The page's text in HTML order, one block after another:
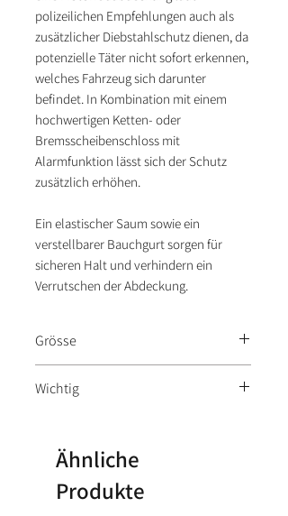
polizeilichen Empfehlungen auch als
zusätzlicher Diebstahlschutz dienen, da
potenzielle Täter nicht sofort erkennen,
welches Fahrzeug sich darunter
befindet. In Kombination mit einem
hochwertigen Ketten- oder
Bremsscheibenschloss mit
Alarmfunktion lässt sich der Schutz
zusätzlich erhöhen.
Ein elastischer Saum sowie ein
verstellbarer Bauchgurt sorgen für
sicheren Halt und verhindern ein
Verrutschen der Abdeckung.
Grösse
und 119 cm Höhe
Wichtig
heißen Auspuffanlagen, Motorteilen
oder scharfen Gegenständen in
Kontakt kommen.
Ähnliche
Produkte